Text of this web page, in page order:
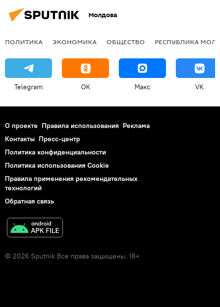
Молдова
ПОЛИТИКА ЭКОНОМИКА ОБЩЕСТВО РЕСПУБЛИКА
Telegram OK Макс VK
О проекте Правила использования Реклама
Контакты Пресс-центр
Политика конфиденциальности
Политика использования Cookie
Правила применения рекомендательных
технологий
Обратная связь
© 2026 Sputnik Все права защищены. 18+